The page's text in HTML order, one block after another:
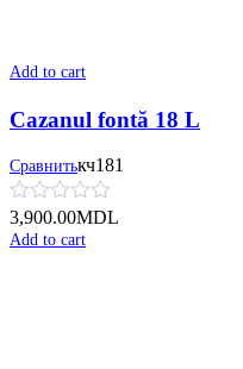
Add to cart
Cazanul fontă 18 L
Сравнитькч181
3,900.00MDL
Add to cart